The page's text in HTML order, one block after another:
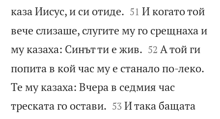
каза Иисус, и си отиде. 

51 И когато той
вече слизаше, слугите му го срещнаха и
му казаха: Синът ти е жив. 

52 А той ги
попита в кой час му е станало по-леко.
Те му казаха: Вчера в седмия час
треската го остави. 

53 И така бащата